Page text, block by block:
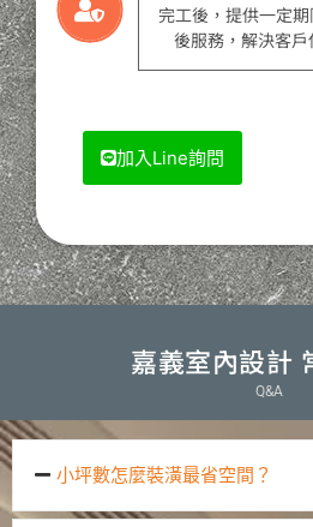
完工後，提供一定
後服務，解決客戶
加入Line詢問
嘉義室內設計
Q&A
小坪數怎麼裝潢最省空間？